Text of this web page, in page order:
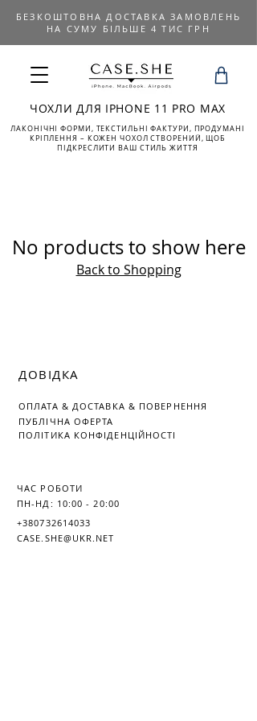
БЕЗКОШТОВНА ДОСТАВКА ЗАМОВЛЕНЬ
НА СУМУ БІЛЬШЕ 4 ТИС ГРН
ЧОХЛИ ДЛЯ IPHONE 11 PRO MAX
ЛАКОНІЧНІ ФОРМИ, ТЕКСТИЛЬНІ ФАКТУРИ, ПРОДУМАНІ
КРІПЛЕННЯ – КОЖЕН ЧОХОЛ СТВОРЕНИЙ, ЩОБ
ПІДКРЕСЛИТИ ВАШ СТИЛЬ ЖИТТЯ
No products to show here
Back to Shopping
ДОВІДКА
ОПЛАТА & ДОСТАВКА & ПОВЕРНЕННЯ
ПУБЛІЧНА ОФЕРТА
ПОЛІТИКА КОНФІДЕНЦІЙНОСТІ
ЧАС РОБОТИ
ПН-НД: 10:00 - 20:00
+380732614033
CASE.SHE@UKR.NET